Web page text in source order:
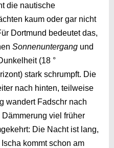
die nautische
kaum oder gar nicht
Dortmund bedeutet das,
Sonnenuntergang und
(18 °
stark schrumpft. Die
nach hinten, teilweise
wandert Fadschr nach
viel früher
Die Nacht ist lang,
kommt schon am